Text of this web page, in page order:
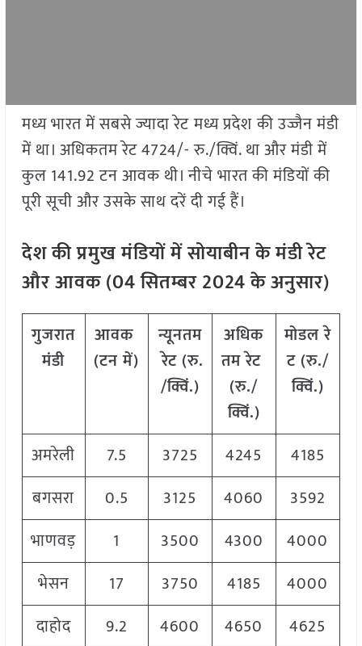
मध्य भारत में सबसे ज्यादा रेटमध्य प्रदेशकी उज्जैन मंडी
में था। अधिकतम रेट 4724/- रु./क्विं. था और मंडी में
कुल 141.92 टन आवक थी। नीचे भारत की मंडियों की
पूरी सूची और उसके साथ दरें दी गई हैं।
देशकीप्रमुखमंडियोंमेंसोयाबीनकेमंडीरेट
औरआवक(04सितम्बर2024केअनुसार)
गुजरात
मंडी
आवक
(टन में)
न्यूनतम
रेट(रु.
/क्विं.)
अधिक
तमरेट
(रु./
क्विं.)
मोडलरे
ट (रु./
क्विं.)
अमरेली 7.5 3725 4245
4185
बगसरा
0.5 3125 4060
3592
भाणवड़
1 3500 4300
4000
भेसन
17 3750 4185
4000
दाहोद
9.2 4600 4650
4625